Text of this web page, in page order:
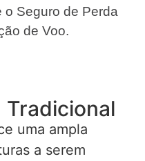
o Seguro de Perda
de Voo.
Tradicional
uma ampla
a serem